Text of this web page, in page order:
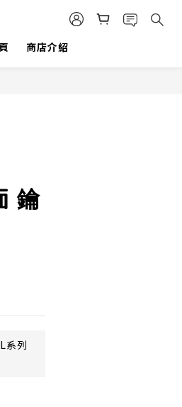
商店介紹
鑰
系列